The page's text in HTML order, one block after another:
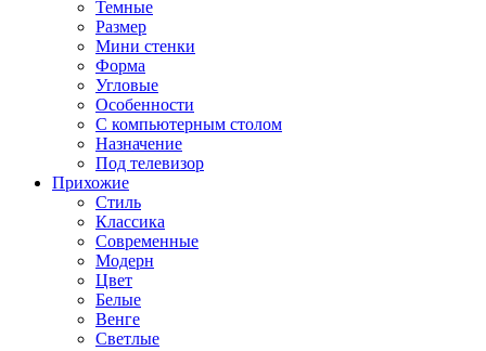
Темные
Размер
Мини стенки
Форма
Угловые
Особенности
С компьютерным столом
Назначение
Под телевизор
Прихожие
Стиль
Классика
Современные
Модерн
Цвет
Белые
Венге
Светлые